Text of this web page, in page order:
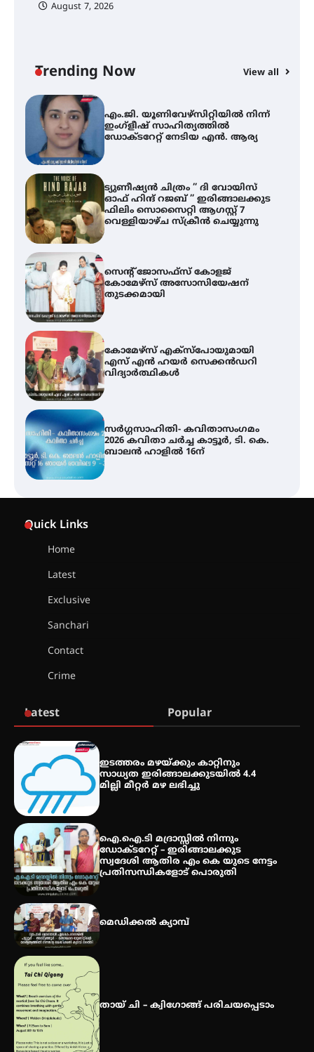
August 7, 2026
Trending Now View all
അവധി
എം.ജി. യൂണിവേഴ്‌സിറ്റിയിൽ നിന്ന്
ഇംഗ്ളീഷ് സാഹിത്യത്തിൽ
ഡോക്ടറേറ്റ് നേടിയ എൻ. ആര്യ
ട്യുണീഷ്യൻ ചിത്രം ” ദി വോയിസ്
ഓഫ് ഹിന്ദ് റജബ് ” ഇരിങ്ങാലക്കുട
ഫിലിം സൊസൈറ്റി ആഗസ്റ്റ് 7
വെള്ളിയാഴ്ച സ്‌ക്രീൻ ചെയ്യുന്നു
സെന്റ് ജോസഫ്സ് കോളജ്
കോമേഴ്‌സ് അസോസിയേഷന്
തുടക്കമായി
കോമേഴ്സ് എക്സ്പോയുമായി
എസ് എൻ ഹയർ സെക്കൻഡറി
വിദ്യാർത്ഥികൾ
സർഗ്ഗസാഹിതി- കവിതാസംഗമം
2026 കവിതാ ചർച്ച കാട്ടൂർ, ടി. കെ.
ബാലൻ ഹാളിൽ 16ന്
കോമേഴ്‌സ് അസോസിയേഷന്
തുടക്കമായി
എസ് എൻ ഹയർ സെക്കൻഡറി
വിദ്യാർത്ഥികൾ
ബാലൻ ഹാളിൽ 16ന്
Quick Links
Home
Latest
Exclusive
Sanchari
Contact
Crime
Latest Popular
ഇടത്തരം മഴയ്ക്കും കാറ്റിനും
സാധ്യത ഇരിങ്ങാലക്കുടയിൽ 4.4
മില്ലി മീറ്റർ മഴ ലഭിച്ചു
ഐ.ഐ.ടി മദ്രാസ്സിൽ നിന്നും
ഡോക്ടറേറ്റ് – ഇരിങ്ങാലക്കുട
സ്വദേശി ആതിര എം കെ യുടെ നേട്ടം
പ്രതിസന്ധികളോട് പൊരുതി
മെഡിക്കൽ ക്യാമ്പ്
തായ് ചി – ക്വിഗോങ്ങ് പരിചയപ്പെടാം